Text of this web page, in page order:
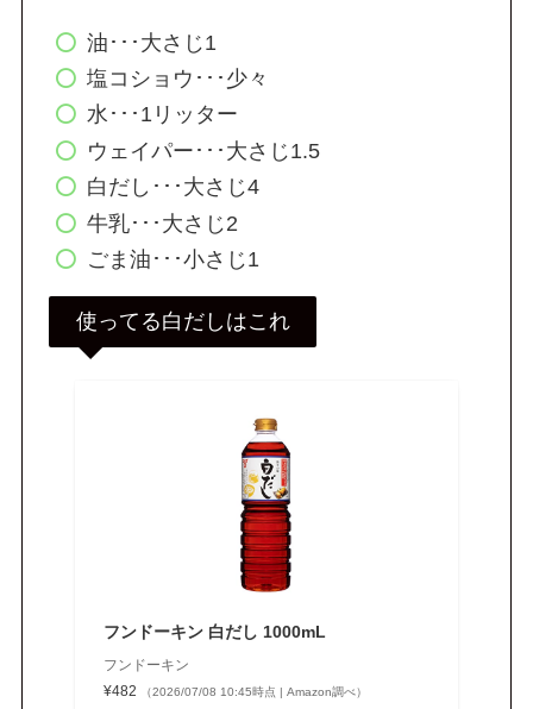
油･･･大さじ1
塩コショウ･･･少々
水･･･1リッター
ウェイパー･･･大さじ1.5
白だし･･･大さじ4
牛乳･･･大さじ2
ごま油･･･小さじ1
使ってる白だしはこれ
フンドーキン 白だし 1000mL
フンドーキン
¥482
（2026/07/08 10:45時点 | Amazon調べ）